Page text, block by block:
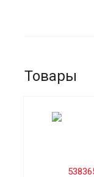
Товары